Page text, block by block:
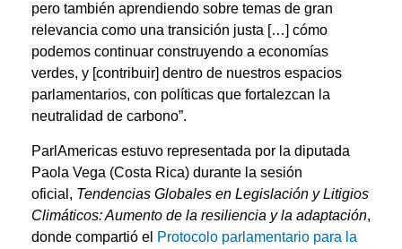
pero también aprendiendo sobre temas de gran
relevancia como una transición justa […] cómo
podemos continuar construyendo a economías
verdes, y [contribuir] dentro de nuestros espacios
parlamentarios, con políticas que fortalezcan la
neutralidad de carbono”.
ParlAmericas estuvo representada por la diputada
Paola Vega (Costa Rica) durante la sesión
oficial, Tendencias Globales en Legislación y Litigios
Climáticos: Aumento de la resiliencia y la adaptación,
donde compartió el Protocolo parlamentario para la